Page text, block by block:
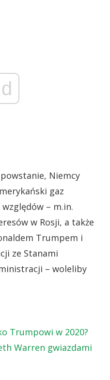
Niemcy
gaz
– m.in.
w Rosji, a także
Trumpem i
ze Stanami
– woleliby
Trumpowi w 2020?
Warren gwiazdami